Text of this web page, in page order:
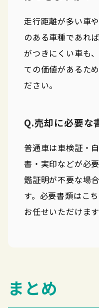
走行距離が多い車
のある車種であれ
がつきにくい車も
ての価値があるた
ださい。
Q.売却に必要な
普通車は車検証・
書・実印などが必
鑑証明が不要な場
す。必要書類はこ
お任せいただけます
まとめ